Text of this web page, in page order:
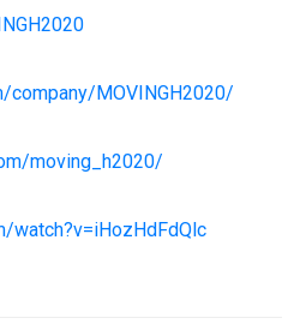
company/MOVINGH2020/
moving_h2020/
watch?v=iHozHdFdQlc